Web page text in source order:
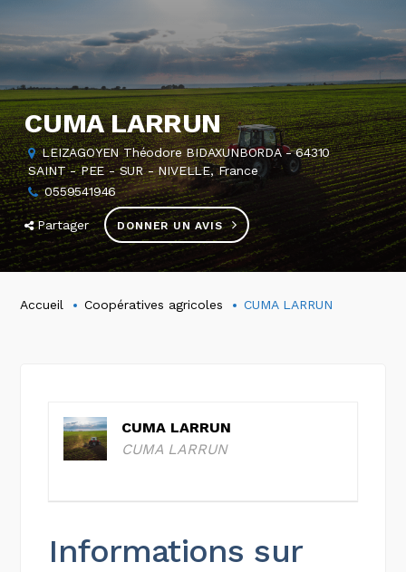
CUMA LARRUN
LEIZAGOYEN Théodore BIDAXUNBORDA - 64310
SAINT - PEE - SUR - NIVELLE, France
0559541946
Partager DONNER UN AVIS
Accueil Coopératives agricoles CUMA LARRUN
CUMA LARRUN
CUMA LARRUN
Informations sur